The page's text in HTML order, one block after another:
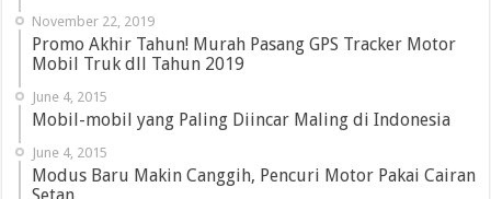
November 22, 2019
Promo Akhir Tahun! Murah Pasang GPS Tracker Motor
Mobil Truk dll Tahun 2019
June 4, 2015
Mobil-mobil yang Paling Diincar Maling di Indonesia
June 4, 2015
Modus Baru Makin Canggih, Pencuri Motor Pakai Cairan